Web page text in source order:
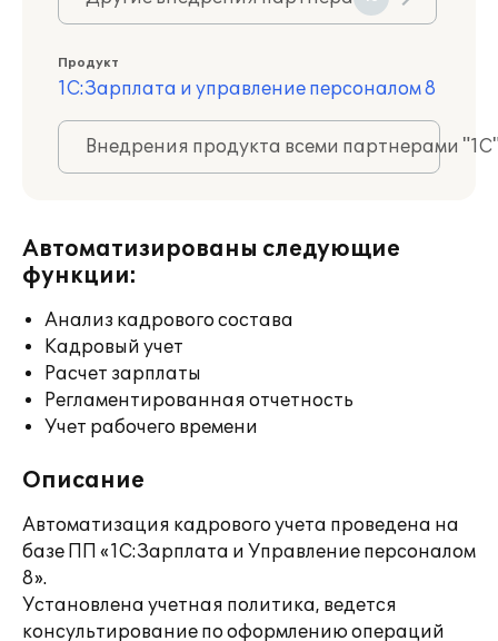
Продукт
1С:Зарплата и управление персоналом 8
Внедрения продукта всеми партнерами
Автоматизированы следующие
функции:
Анализ кадрового состава
Кадровый учет
Расчет зарплаты
Регламентированная отчетность
Учет рабочего времени
Описание
Автоматизация кадрового учета проведена на
базе ПП «1С:Зарплата и Управление персоналом
8».
Установлена учетная политика, ведется
консультирование по оформлению операций